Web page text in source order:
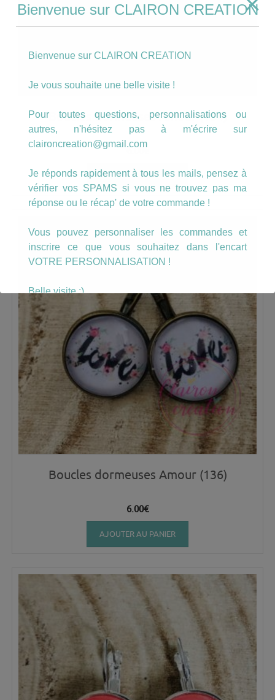
Boucles dormeuses Amour (134)
6.00€
AJOUTER AU PANIER
Boucles dormeuses Amour (136)
6.00€
AJOUTER AU PANIER
Bienvenue sur CLAIRON CREATION
Bienvenue sur CLAIRON CREATION
Je vous souhaite une belle visite !
Pour toutes questions, personnalisations ou
autres, n'hésitez pas à m'écrire sur
claironcreation@gmail.com
Je réponds rapidement à tous les mails, pensez à
vérifier vos SPAMS si vous ne trouvez pas ma
réponse ou le récap' de votre commande !
Vous pouvez personnaliser les commandes et
inscrire ce que vous souhaitez dans l'encart
VOTRE PERSONNALISATION !
Belle visite :)